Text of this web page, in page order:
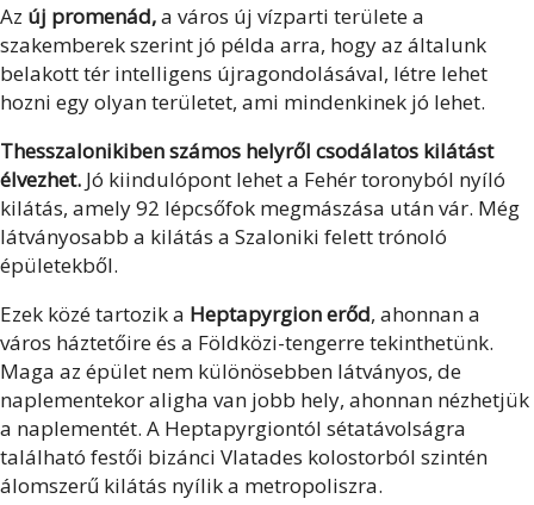
Az új promenád,a város új vízparti területe a
szakemberek szerint jó példa arra, hogy az általunk
belakott tér intelligens újragondolásával, létre lehet
hozni egy olyan területet, ami mindenkinek jó lehet.
Thesszalonikiben számos helyről csodálatos kilátást
élvezhet. Jó kiindulópont lehet a Fehér toronyból nyíló
kilátás, amely 92 lépcsőfok megmászása után vár. Még
látványosabb a kilátás a Szaloniki felett trónoló
épületekből.
Ezek közé tartozik a Heptapyrgion erőd, ahonnan a
város háztetőire és a Földközi-tengerre tekinthetünk.
Maga az épület nem különösebben látványos, de
naplementekor aligha van jobb hely, ahonnan nézhetjük
a naplementét. A Heptapyrgiontól sétatávolságra
található festői bizánci Vlatades kolostorból szintén
álomszerű kilátás nyílik a metropoliszra.